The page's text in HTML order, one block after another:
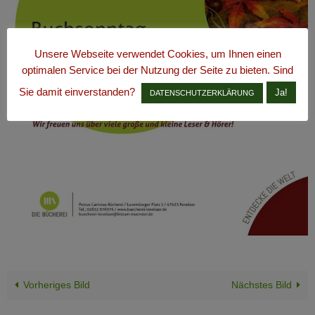
Vorheriges Bild Nächstes Bild
Unsere Webseite verwendet Cookies, um Ihnen einen
optimalen Service bei der Nutzung der Seite zu bieten. Sind
Sie damit einverstanden?
DATENSCHUTZERKLÄRUNG Ja!